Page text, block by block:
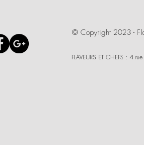
© Copyright 2023 -
FLAVEURS ET CHEFS :